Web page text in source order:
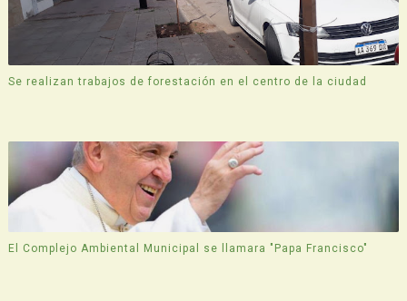
Se realizan trabajos de forestación en el centro de la ciudad
El Complejo Ambiental Municipal se llamara "Papa Francisco"